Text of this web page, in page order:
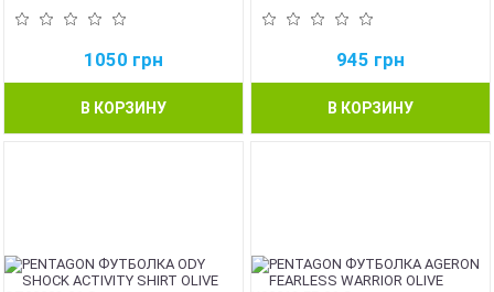
1050 грн
В КОРЗИНУ
945 грн
В КОРЗИНУ